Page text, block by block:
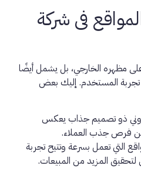
فى شركة
مظهره الخارجي، بل يشمل أيضًا
تجربة المستخدم. إليك بعض
ذو تصميم جذاب يعكس
من فرص جذب العملاء.
التي تعمل بسرعة وتتيح تجربة
المزيد من المبيعات.